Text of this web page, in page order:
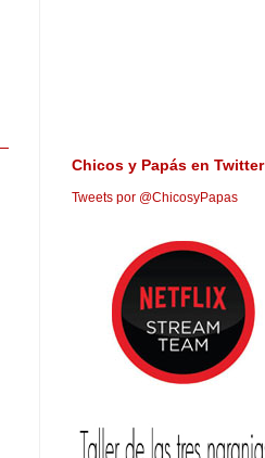
Chicos y Papás en Twitter
Tweets por @ChicosyPapas